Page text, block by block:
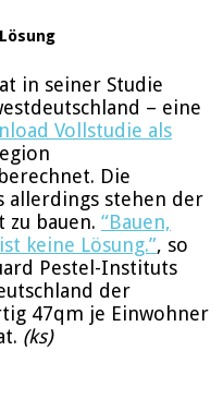
in seiner Studie
– eine
Vollstudie als
Die
allerdings stehen der
bauen. “Bauen,
keine Lösung.”, so
Pestel-Instituts
der
47qm je Einwohner
(ks)